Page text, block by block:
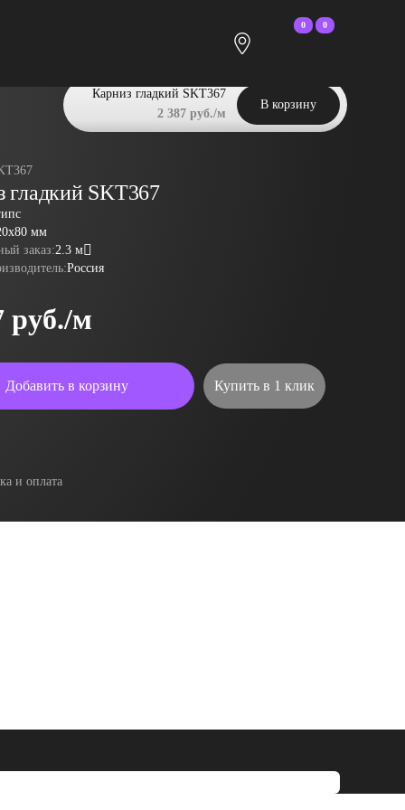
0 0
гладкий SKT367
мм
заказ:2.3 м
Россия
руб./м
Добавить в корзину Купить в 1 клик
Карниз гладкий SKT367
2 387 руб./м
В корзину
и оплата